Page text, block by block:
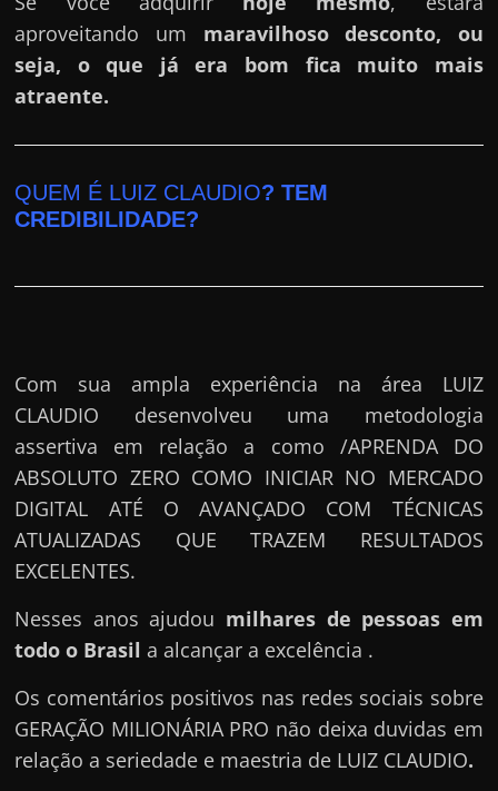
aproveitando um maravilhoso desconto, ou
seja, o que já era bom fica muito mais
atraente.
QUEM É LUIZ CLAUDIO? TEM
CREDIBILIDADE?
Com sua ampla experiência na área LUIZ
CLAUDIO desenvolveu uma metodologia
assertiva em relação a como /APRENDA DO
ABSOLUTO ZERO COMO INICIAR NO MERCADO
DIGITAL ATÉ O AVANÇADO COM TÉCNICAS
ATUALIZADAS QUE TRAZEM RESULTADOS
EXCELENTES.
Nesses anos ajudou milhares de pessoas em
todo o Brasil a alcançar a excelência .
Os comentários positivos nas redes sociais sobre
GERAÇÃO MILIONÁRIA PRO não deixa duvidas em
relação a seriedade e maestria de LUIZ CLAUDIO.